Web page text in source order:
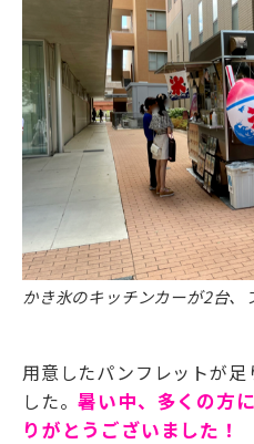
かき氷のキッチンカーが2台、
用意したパンフレットが
した。暑い中、多くの方
りがとうございました！